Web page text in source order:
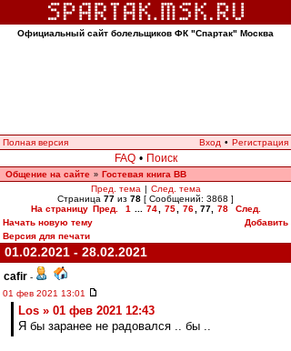
Официальный сайт болельщиков ФК "Спартак" Москва
Полная версия Вход • Регистрация
FAQ • Поиск
Общение на сайте » Гостевая книга ВВ
Пред. тема | След. тема
Страница 77 из 78 [ Сообщений: 3868 ]
На страницу Пред. 1 74 75 76 77, 78
След.
Начать новую тему
Добавить
Версия для печати
01.02.2021 - 28.02.2021
cafir -
01 фев 2021 13:01
Los » 01 фев 2021 12:43
Я бы заранее не радовался .. бы ..